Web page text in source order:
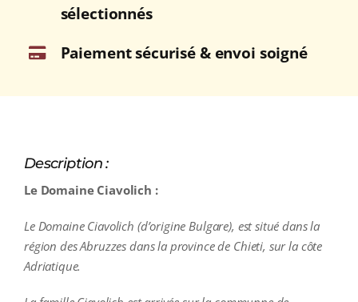
sélectionnés
Paiement sécurisé & envoi soigné
Description :
Le Domaine Ciavolich :
Le Domaine Ciavolich (d’origine Bulgare), est situé dans la
région des Abruzzes dans la province de Chieti, sur la côte
Adriatique.